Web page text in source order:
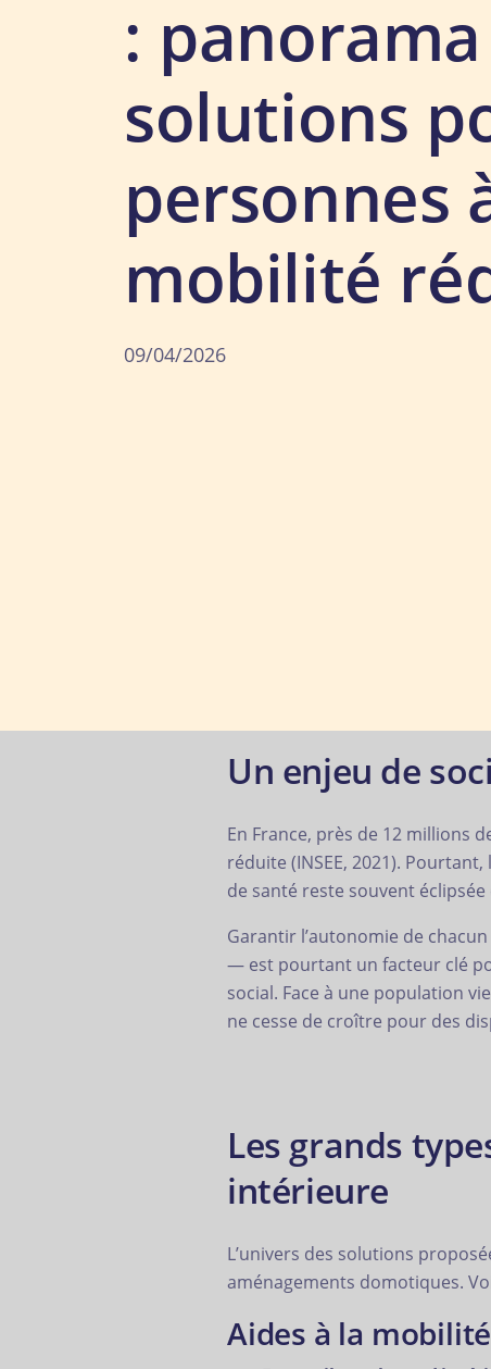
:
solutions
personnes
mobilité
09/04/2026
Un enjeu de
En France, près de 12 millions
réduite (INSEE, 2021).
de santé reste souvent
Garantir l’autonomie de
— est pourtant un facteur clé
social. Face à une population
ne cesse de croître pour des
Les grands
intérieure
L’univers des solutions
aménagements domotiques.
Aides à la